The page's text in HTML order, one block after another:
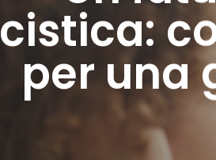
cistica:
per una